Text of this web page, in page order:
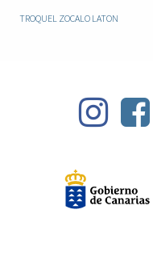
TROQUEL ZOCALO LATON